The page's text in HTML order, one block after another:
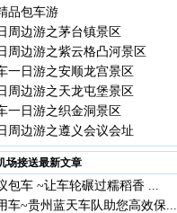
品包车游
周边游之茅台镇景区
周边游之紫云格凸河景区
一日游之安顺龙宫景区
周边游之天龙屯堡景区
一日游之织金洞景区
周边游之遵义会议会址
场接送最新文章
包车 ~让车轮碾过糯稻香 ...
车~贵州蓝天车队助您高效保...